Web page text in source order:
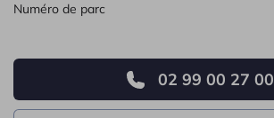
Numéro de parc
02 99 00 27 00